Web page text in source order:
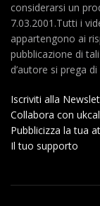
considerarsi un
7.03.2001.Tutti i
appartengono ai
pubblicazione di
d’autore si prega
Iscriviti alla
Collabora con
Pubblicizza la tua
Il tuo supporto